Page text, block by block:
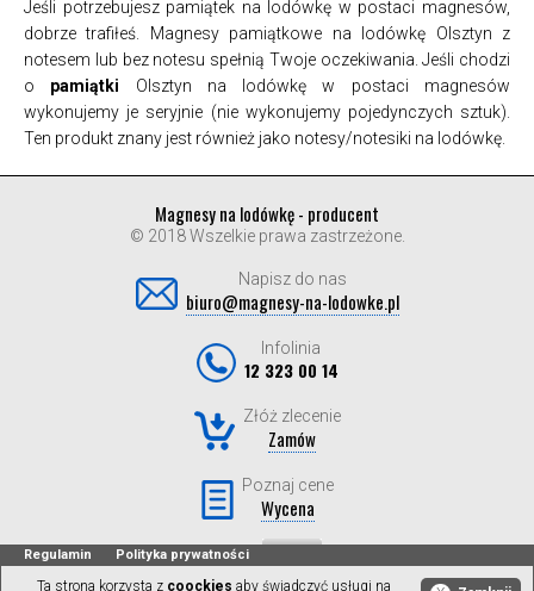
Jeśli potrzebujesz pamiątek na lodówkę w postaci magnesów,
dobrze trafiłeś. Magnesy pamiątkowe na lodówkę Olsztyn z
notesem lub bez notesu spełnią Twoje oczekiwania. Jeśli chodzi
o pamiątki Olsztyn na lodówkę w postaci magnesów
wykonujemy je seryjnie (nie wykonujemy pojedynczych sztuk).
Ten produkt znany jest również jako notesy/notesiki na lodówkę.
Magnesy na lodówkę - producent
© 2018 Wszelkie prawa zastrzeżone.
Napisz do nas
biuro@magnesy-na-lodowke.pl
Infolinia
12 323 00 14
Złóż zlecenie
Zamów
Poznaj cene
Wycena
Regulamin Polityka prywatności
Ta strona korzysta z coockies aby świadczyć usługi na